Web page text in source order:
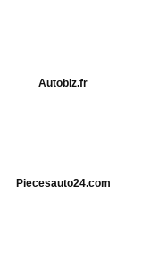
Autobiz.fr
Piecesauto24.com